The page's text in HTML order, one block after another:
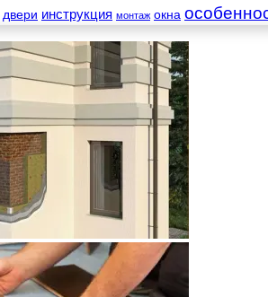
двери инструкция монтаж окна